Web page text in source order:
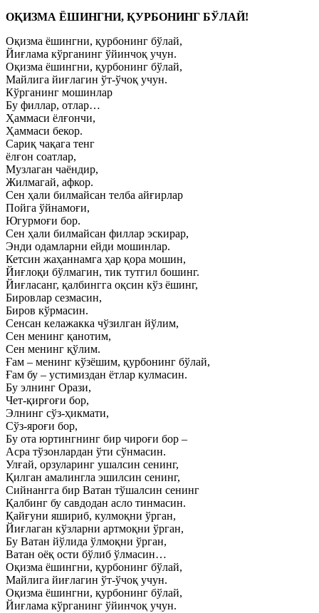
ОҚИЗМА ЁШИНГНИ, ҚУРБОНИНГ БЎЛАЙ!
Оқизма ёшингни, қурбонинг бўлай,
Йиғлама кўрганинг ўйинчоқ учун.
Оқизма ёшингни, қурбонинг бўлай,
Майлига йиғлагин ўт-ўчоқ учун.
Кўрганинг мошинлар
Бу филлар, отлар…
Ҳаммаси ёлғончи,
Ҳаммаси бекор.
Сариқ чақага тенг
ёлғон соатлар,
Музлаган чаёндир,
Жилмагай, афкор.
Сен ҳали билмайсан телба айғирлар
Пойга ўйнамоғи,
Югурмоғи бор.
Сен ҳали билмайсан филлар эскирар,
Энди одамларни ейди мошинлар.
Кетсин жаҳаннамга ҳар қора мошин,
Йиғлоқи бўлмагин, тик тутгил бошинг.
Йиғласанг, қалбингга оқсин кўз ёшинг,
Бировлар сезмасин,
Биров кўрмасин.
Сенсан келажакка чўзилган йўлим,
Сен менинг қанотим,
Сен менинг қўлим.
Ғам – менинг кўзёшим, қурбонинг бўлай,
Ғам бу – устимиздан ётлар кулмасин.
Бу элнинг Орази,
Чет-қирғоғи бор,
Элнинг сўз-ҳикмати,
Сўз-яроғи бор,
Бу ота юртингнинг бир чироғи бор –
Асра тўзонлардан ўти сўнмасин.
Улғай, орзуларинг ушалсин сенинг,
Қилган амалингла эшилсин сенинг,
Сийнангга бир Ватан тўшалсин сенинг
Қалбинг бу савдодан асло тинмасин.
Қайғуни яшириб, кулмоқни ўрган,
Йиғлаган кўзларни артмоқни ўрган,
Бу Ватан йўлида ўлмоқни ўрган,
Ватан оёқ ости бўлиб ўлмасин…
Оқизма ёшингни, қурбонинг бўлай,
Майлига йиғлагин ўт-ўчоқ учун.
Оқизма ёшингни, қурбонинг бўлай,
Йиғлама кўрганинг ўйинчоқ учун.